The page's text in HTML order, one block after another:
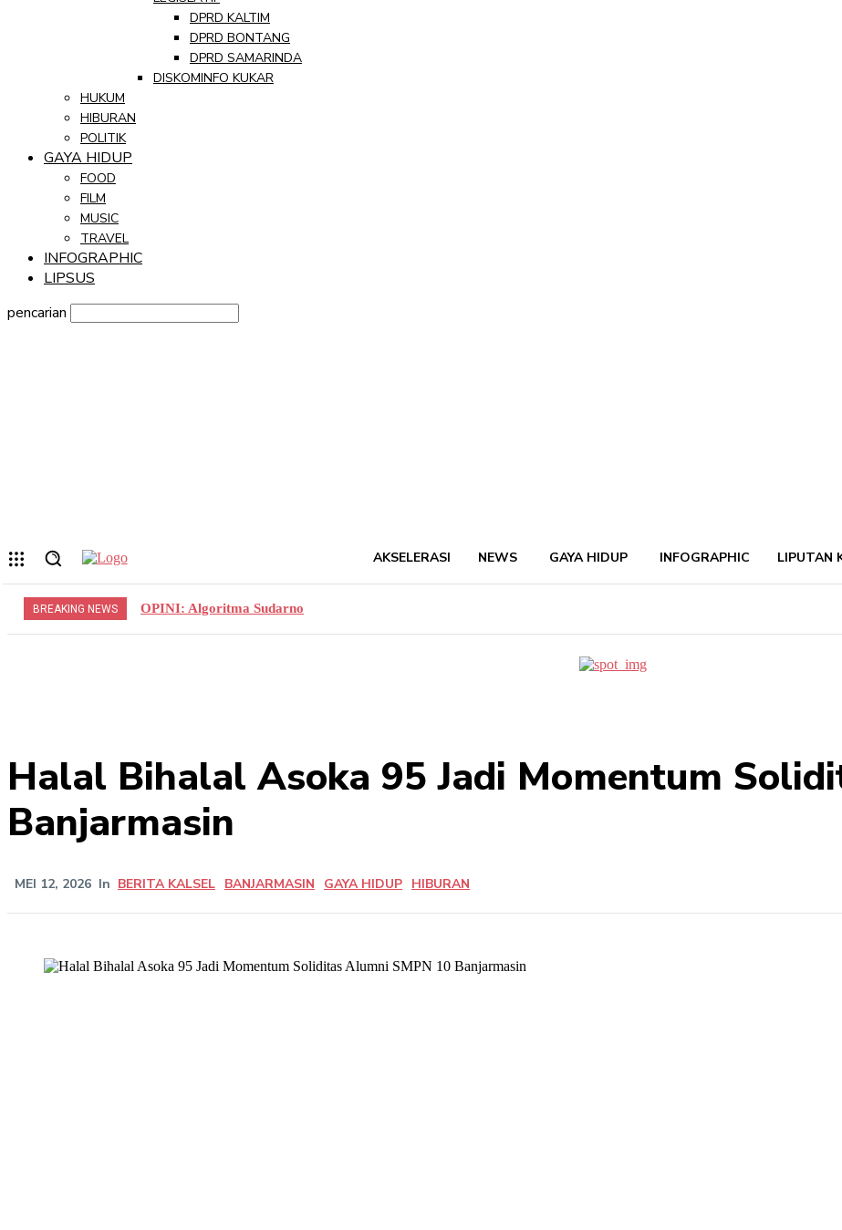
DPRD KALTIM
DPRD BONTANG
DPRD SAMARINDA
DISKOMINFO KUKAR
HUKUM
HIBURAN
POLITIK
GAYA HIDUP
FOOD
FILM
MUSIC
TRAVEL
INFOGRAPHIC
LIPSUS
pencarian
AKSELERASI NEWS GAYA HIDUP INFOGRAPHIC LIPUTAN
BREAKING NEWS OPINI: Algoritma Sudarno
Halal Bihalal Asoka 95 Jadi Momentum
Banjarmasin
MEI 12, 2026 In BERITA KALSEL BANJARMASIN GAYA HIDUP HIBURAN